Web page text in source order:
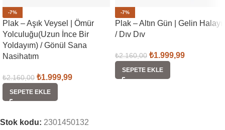
-7%
Plak – Aşık Veysel | Ömür
Yolculuğu(Uzun İnce Bir
Yoldayım) / Gönül Sana
Nasihatım
₺2.160,00 ₺1.999,99
SEPETE EKLE
-7%
Plak – Altın Gün | Gelin Halayı
/ Dıv Dıv
₺2.160,00 ₺1.999,99
SEPETE EKLE
Stok kodu: 2301450132